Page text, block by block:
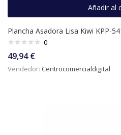
Añadir al
Plancha Asadora Lisa Kiwi KPP-
0
49,94€
Vendedor: Centrocomercialdigital